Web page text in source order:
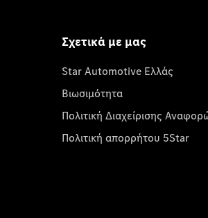
Σχετικά με μας
Star Automotive Ελλάς
Βιωσιμότητα
Πολιτική Διαχείρισης
Πολιτική απορρήτου 5Star